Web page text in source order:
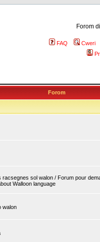
Forom
FAQ
Cweri
Forom
sol walon / Forum pour
Walloon language
walon